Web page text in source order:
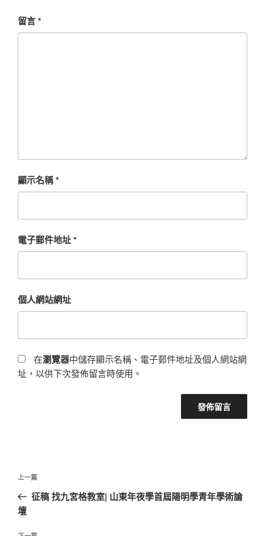
留言*
顯示名稱*
電子郵件地址*
個人網站網址
在瀏覽器中儲存顯示名稱、電子郵件地址及個人網站網
址，以供下次發佈留言時使用。
文
導
覽
上
一
篇
上一篇
征稿 找九宮格教室| 山東年夜學首屆陽明學青年學術論
壇